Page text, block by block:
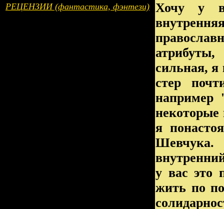
РЕЦЕНЗИИ (фантастика, фэнтези) Хочу у
сильная, я
стер
например
некоторые
я
у вас это
жить по